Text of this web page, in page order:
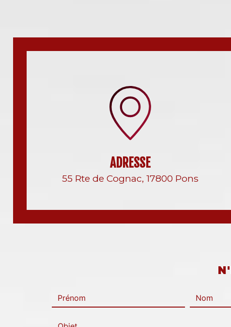
ADRESSE
55 Rte de Cognac, 17800 Pons